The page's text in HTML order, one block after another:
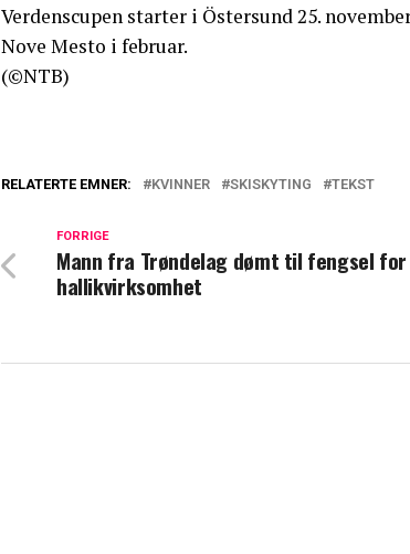
Verdenscupen starter i Östersund 25.
Nove Mesto i februar.
(©NTB)
RELATERTE EMNER: KVINNER SKISKYTING TEKST
FORRIGE
Mann fra Trøndelag dømt til fengsel for
hallikvirksomhet